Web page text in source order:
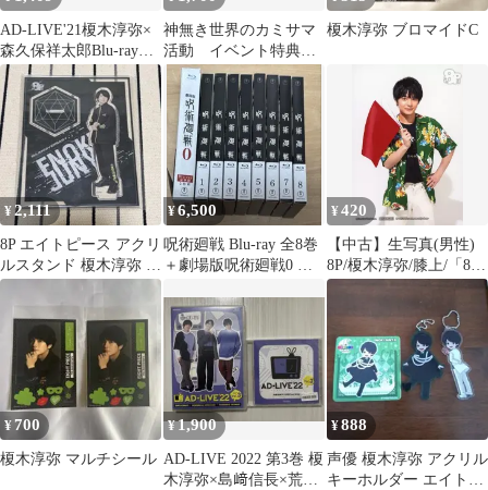
AD-LIVE'21榎木淳弥×
森久保祥太郎Blu-ray&
特典DVD&ブロマイド
神無き世界のカミサマ
活動 イベント特典複
製サイン入り絵馬(榎木
淳弥、鬼頭明里)
榎木淳弥 ブロマイドC
¥2,111
8P エイトピース アクリ
ルスタンド 榎木淳弥 ジ
ャージモデルver.
¥6,500
呪術廻戦 Blu-ray 全8巻
＋劇場版呪術廻戦0 豪
¥420
【中古】生写真(男性)
8P/榎木淳弥/膝上/「8P
FESTIVAL -animate only
典ブロマイド
¥700
榎木淳弥 マルチシール
¥1,900
AD-LIVE 2022 第3巻 榎
木淳弥×島﨑信長×荒牧
¥888
声優 榎木淳弥 アクリル
キーホルダー エイトピ